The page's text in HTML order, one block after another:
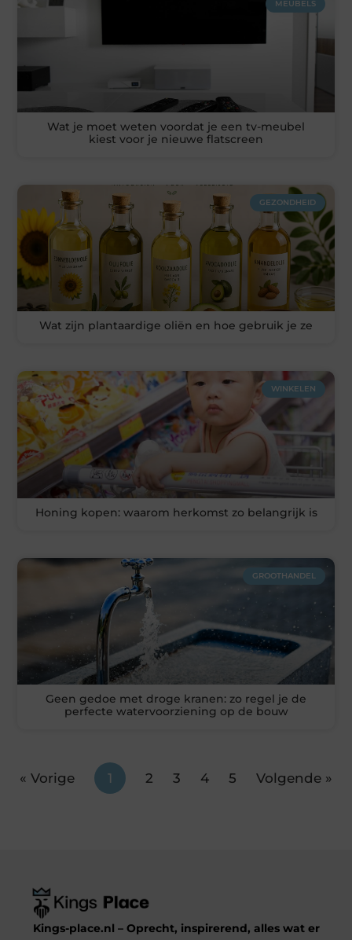
MEUBELS
Wat je moet weten voordat je een tv-meubel
kiest voor je nieuwe flatscreen
GEZONDHEID
Wat zijn plantaardige oliën en hoe gebruik je ze
WINKELEN
Honing kopen: waarom herkomst zo belangrijk is
GROOTHANDEL
Geen gedoe met droge kranen: zo regel je de
perfecte watervoorziening op de bouw
« Vorige 1 2 3 4 5 Volgende »
Kings-place.nl – Oprecht, inspirerend, alles wat er